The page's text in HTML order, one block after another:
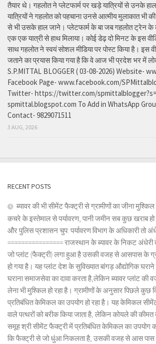
तैयार थे। गहलोत ने प्लेटफार्म पर खड़े यात्रियों से उनके
यात्रियों ने गहलोत को पहचाना उनसे आत्मीय मुलाकात भी
से भी उसके हाल जाने। प्लेटफार्म के बा जब गहलोत ट्रेन के
एक एक यात्री से हाथ मिलाया। कोई डेढ़ दो मिनट के इस
साथ गहलोत ने स्वयं सोशल मीडिया पर पोस्ट किया है। इस
जताने का प्रयास किया गया है कि वे आज भी प्रदेश भर में
S.P.MITTAL BLOGGER ( 03-08-2026) Website-
Facebook Page- www.facebook.com/
Twitter- https://twitter.com/
spmittal.blogspot.com To Add in WhatsApp
Contact- 9829071511
3 AUG, 2026
RECENT POSTS
ब्यावर की भी सीमेंट फैक्ट्री से ग्रामीणों का जीना
कचरे के इस्तेमाल से पर्यावरण, पानी जमीन सब कुछ खराब हो
और पुलिस प्रशासन चुप: पर्यावरण विभाग के अधिकारी तो
================ राजस्थान के ब्यावर के निकट अंधेरी
जो प्लांट (फैक्ट्री) लगा हुआ है उसकी वजह से आसपास के
हो गया है। यह प्लांट देश के सुविख्यात बांगड़ औद्योगिक
घराना समाजसेवा का दावा करता है,लेकिन ब्यावर प्लांट की
लेना भी मुश्किल हो रहा है। ग्रामीणों के अनुसार पिछले कुछ
प्रतिबंधित केमिकल का उपयोग हो रहा है। यह केमिकल
वाले पत्थरों को बरीक किया जाता है, लेकिन कोयले की
समूह श्री सीमेंट फैक्ट्री में प्रतिबंधित केमिकल का उपयोग
कि फैक्ट्री से जो धुंआ निकलता है, उसकी वजह से आस पास